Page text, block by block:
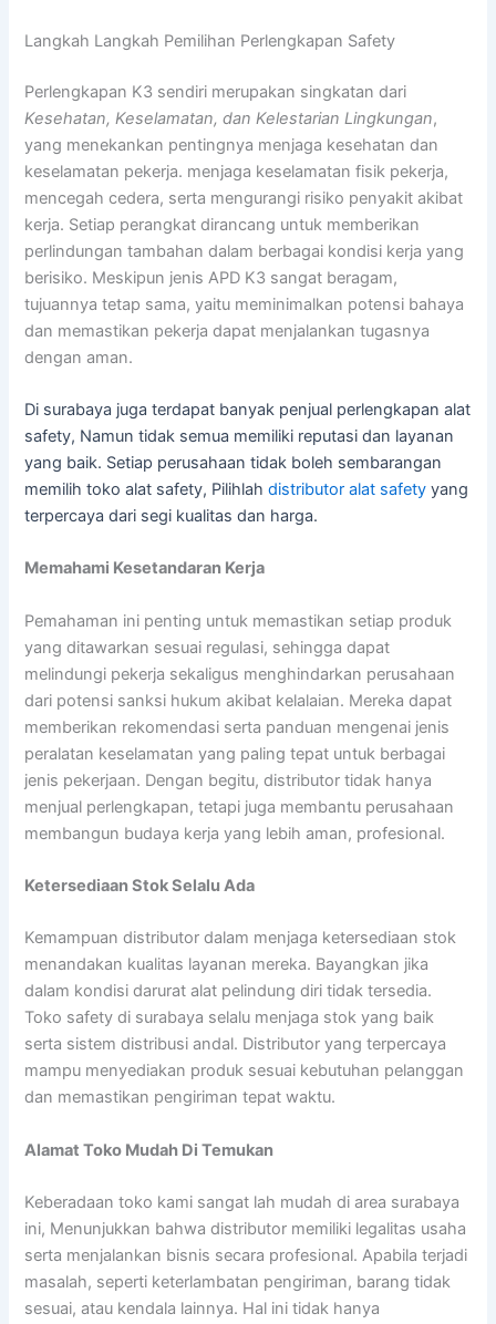
Langkah Langkah Pemilihan Perlengkapan Safety
Perlengkapan K3 sendiri merupakan singkatan dari
Kesehatan, Keselamatan, dan Kelestarian Lingkungan,
yang menekankan pentingnya menjaga kesehatan dan
keselamatan pekerja. menjaga keselamatan fisik pekerja,
mencegah cedera, serta mengurangi risiko penyakit akibat
kerja. Setiap perangkat dirancang untuk memberikan
perlindungan tambahan dalam berbagai kondisi kerja yang
berisiko. Meskipun jenis APD K3 sangat beragam,
tujuannya tetap sama, yaitu meminimalkan potensi bahaya
dan memastikan pekerja dapat menjalankan tugasnya
dengan aman.
Di surabaya juga terdapat banyak penjual perlengkapan alat
safety, Namun tidak semua memiliki reputasi dan layanan
yang baik. Setiap perusahaan tidak boleh sembarangan
memilih toko alat safety, Pilihlahdistributor alat safety yang
terpercaya dari segi kualitas dan harga.
Memahami Kesetandaran Kerja
Pemahaman ini penting untuk memastikan setiap produk
yang ditawarkan sesuai regulasi, sehingga dapat
melindungi pekerja sekaligus menghindarkan perusahaan
dari potensi sanksi hukum akibat kelalaian. Mereka dapat
memberikan rekomendasi serta panduan mengenai jenis
peralatan keselamatan yang paling tepat untuk berbagai
jenis pekerjaan. Dengan begitu, distributor tidak hanya
menjual perlengkapan, tetapi juga membantu perusahaan
membangun budaya kerja yang lebih aman, profesional.
Ketersediaan Stok Selalu Ada
Kemampuan distributor dalam menjaga ketersediaan stok
menandakan kualitas layanan mereka. Bayangkan jika
dalam kondisi darurat alat pelindung diri tidak tersedia.
Toko safety di surabaya selalu menjaga stok yang baik
serta sistem distribusi andal. Distributor yang terpercaya
mampu menyediakan produk sesuai kebutuhan pelanggan
dan memastikan pengiriman tepat waktu.
Alamat Toko Mudah Di Temukan
Keberadaan toko kami sangat lah mudah di area surabaya
ini, Menunjukkan bahwa distributor memiliki legalitas usaha
serta menjalankan bisnis secara profesional. Apabila terjadi
masalah, seperti keterlambatan pengiriman, barang tidak
sesuai, atau kendala lainnya. Hal ini tidak hanya